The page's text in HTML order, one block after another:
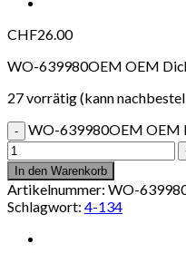
CHF26.00
WO-639980OEM OEM
27 vorrätig (kann
WO-639980OEM OEM
In den Warenkorb
Artikelnummer: WO-
Schlagwort: 4-134